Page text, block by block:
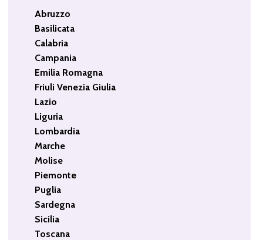
Abruzzo
Basilicata
Calabria
Campania
Emilia Romagna
Friuli Venezia Giulia
Lazio
Liguria
Lombardia
Marche
Molise
Piemonte
Puglia
Sardegna
Sicilia
Toscana